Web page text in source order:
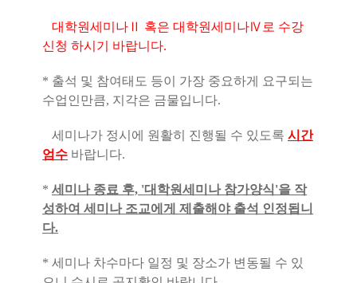
대학원세미나Ⅱ 혹은 대학원세미나Ⅳ로 수강
신청 하시기 바랍니다.
* 출석 및 참여태도 등이 가장 중요하게 요구되는
수업인만큼, 지각은 금물입니다.
세미나가 정시에 원활히 진행될 수 있도록 시간
엄수 바랍니다.
* 세미나 종료 후, '대학원세미나 참가양식'을 작
성하여 세미나 조교에게 제출해야 출석 인정됩니
다.
* 세미나 차수마다 일정 및 장소가 변동될 수 있